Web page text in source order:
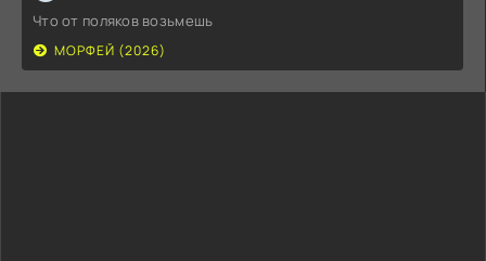
Что от поляков возьмешь
МОРФЕЙ (2026)